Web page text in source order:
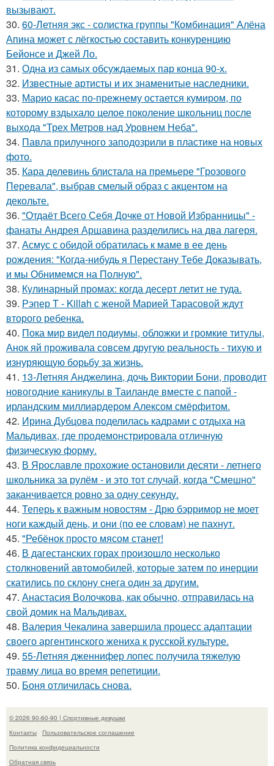
вызывают.
30. 60-Летняя экс - солистка группы "Комбинация" Алёна
Апина может с лёгкостью составить конкуренцию
Бейонсе и Джей Ло.
31. Одна из самых обсуждаемых пар конца 90-х.
32. Известные артисты и их знаменитые наследники.
33. Марио касас по-прежнему остается кумиром, по
которому вздыхало целое поколение школьниц после
выхода "Трех Метров над Уровнем Неба".
34. Павла прилучного заподозрили в пластике на новых
фото.
35. Кара делевинь блистала на премьере "Грозового
Перевала", выбрав смелый образ с акцентом на
декольте.
36. "Отдаёт Всего Себя Дочке от Новой Избранницы" -
фанаты Андрея Аршавина разделились на два лагеря.
37. Асмус с обидой обратилась к маме в ее день
рождения: "Когда-нибудь я Перестану Тебе Доказывать,
и мы Обнимемся на Полную".
38. Кулинарный промах: когда десерт летит не туда.
39. Рэпер T - Killah с женой Марией Тарасовой ждут
второго ребенка.
40. Пока мир видел подиумы, обложки и громкие титулы,
Анок яй проживала совсем другую реальность - тихую и
изнуряющую борьбу за жизнь.
41. 13-Летняя Анджелина, дочь Виктории Бони, проводит
новогодние каникулы в Таиланде вместе с папой -
ирландским миллиардером Алексом смёрфитом.
42. Ирина Дубцова поделилась кадрами с отдыха на
Мальдивах, где продемонстрировала отличную
физическую форму.
43. В Ярославле прохожие остановили десяти - летнего
школьника за рулём - и это тот случай, когда "Смешно"
заканчивается ровно за одну секунду.
44. Теперь к важным новостям - Дрю бэрримор не моет
ноги каждый день, и они (по ее словам) не пахнут.
45. "Ребёнок просто мясом станет!
46. В дагестанских горах произошло несколько
столкновений автомобилей, которые затем по инерции
скатились по склону снега один за другим.
47. Анастасия Волочкова, как обычно, отправилась на
свой домик на Мальдивах.
48. Валерия Чекалина завершила процесс адаптации
своего аргентинского жениха к русской культуре.
49. 55-Летняя дженнифер лопес получила тяжелую
травму лица во время репетиции.
50. Боня отличилась снова.
© 2026 90-60-90 | Спортивные девушки
Контакты
Пользовательское соглашение
Политика конфидециальности
Обратная связь